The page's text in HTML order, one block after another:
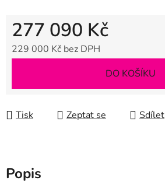
277 090 Kč
229 000 Kč bez DPH
DO KOŠÍKU
Tisk Zeptat se Sdílet
Popis